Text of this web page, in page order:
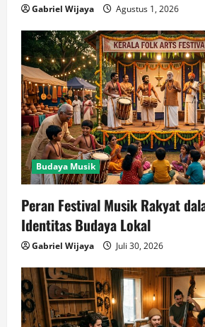
Gabriel Wijaya Agustus 1, 2026
Budaya Musik
Peran Festival Musik Rakyat
Identitas Budaya Lokal
Gabriel Wijaya Juli 30, 2026